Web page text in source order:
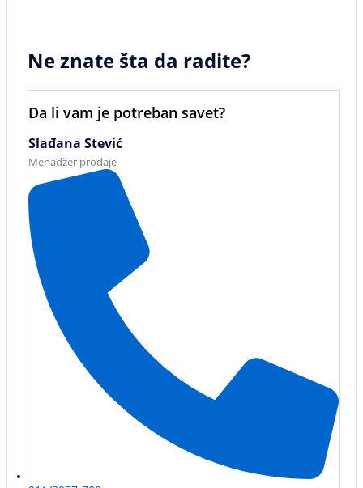
Ne znate šta da radite?
Da li vam je potreban savet?
Slađana Stević
Menadžer prodaje